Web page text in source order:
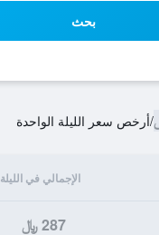
بحث
/أرخص سعر الليلة الواحدة
الإجمالي في الليلة
287 ﷼